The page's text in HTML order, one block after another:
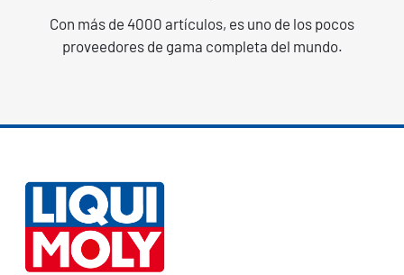
Con más de 4000 artículos, es uno de los pocos
proveedores de gama completa del mundo.